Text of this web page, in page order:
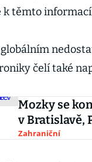
k těmto
čelí také
Mozky se
v Bratislavě,
Zahraniční